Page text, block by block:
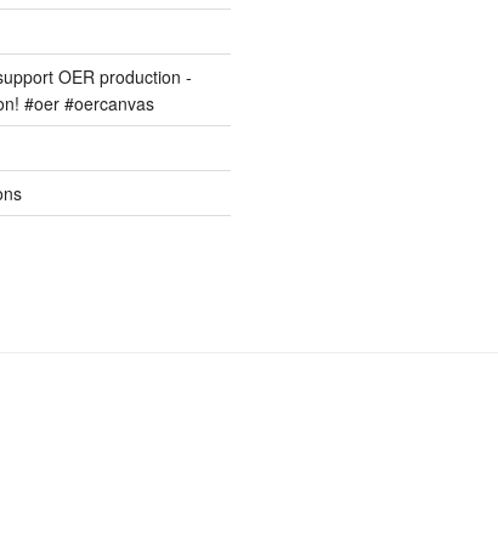
OER production -
#oer #oercanvas